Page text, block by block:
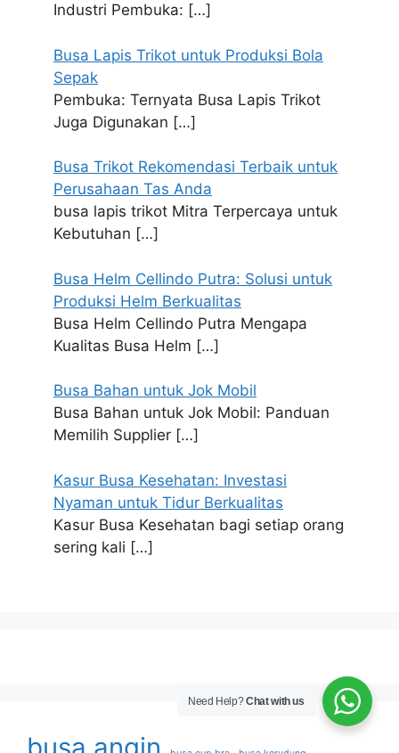
Industri Pembuka: […]
Busa Lapis Trikot untuk Produksi Bola
Sepak
Pembuka: Ternyata Busa Lapis Trikot
Juga Digunakan […]
Busa Trikot Rekomendasi Terbaik untuk
Perusahaan Tas Anda
busa lapis trikot Mitra Terpercaya untuk
Kebutuhan […]
Busa Helm Cellindo Putra: Solusi untuk
Produksi Helm Berkualitas
Busa Helm Cellindo Putra Mengapa
Kualitas Busa Helm […]
Busa Bahan untuk Jok Mobil
Busa Bahan untuk Jok Mobil: Panduan
Memilih Supplier […]
Kasur Busa Kesehatan: Investasi
Nyaman untuk Tidur Berkualitas
Kasur Busa Kesehatan bagi setiap orang
sering kali […]
Need Help?Chat with us